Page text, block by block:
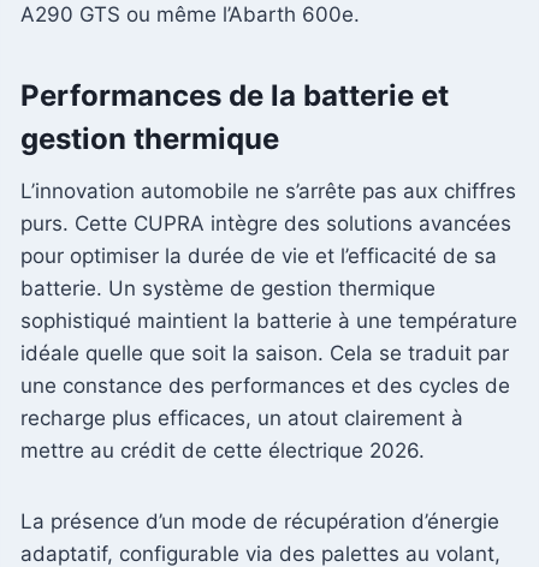
A290 GTS ou même l’Abarth 600e.
Performances de la batterie et
gestion thermique
L’innovation automobile ne s’arrête pas aux chiffres
purs. Cette CUPRA intègre des solutions avancées
pour optimiser la durée de vie et l’efficacité de sa
batterie. Un système de gestion thermique
sophistiqué maintient la batterie à une température
idéale quelle que soit la saison. Cela se traduit par
une constance des performances et des cycles de
recharge plus efficaces, un atout clairement à
mettre au crédit de cette électrique 2026.
La présence d’un mode de récupération d’énergie
adaptatif, configurable via des palettes au volant,